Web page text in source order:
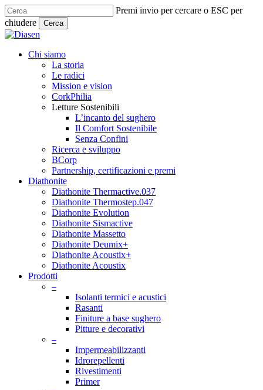
Skip
to
main
content
Premi invio per cercare o ESC per
chiudere
Cerca
Close
search
Menu
Chi siamo
La storia
Le radici
Mission e vision
CorkPhilia
Letture Sostenibili
L’incanto del sughero
Il Comfort Sostenibile
Senza Confini
Ricerca e sviluppo
BCorp
Partnership, certificazioni e premi
Diathonite
Diathonite Thermactive.037
Diathonite Thermostep.047
Diathonite Evolution
Diathonite Sismactive
Diathonite Massetto
Diathonite Deumix+
Diathonite Acoustix+
Diathonite Acoustix
Prodotti
–
Isolanti termici e acustici
Rasanti
Finiture a base sughero
Pitture e decorativi
–
Impermeabilizzanti
Idrorepellenti
Rivestimenti
Primer